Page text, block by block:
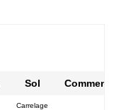
Sol
Carrelage